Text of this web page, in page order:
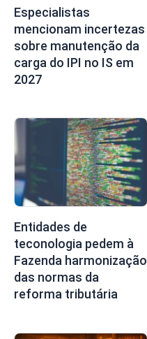
Especialistas
mencionam incertezas
sobre manutenção da
carga do IPI no IS em
2027
Entidades de
teconologia pedem à
Fazenda harmonização
das normas da
reforma tributária